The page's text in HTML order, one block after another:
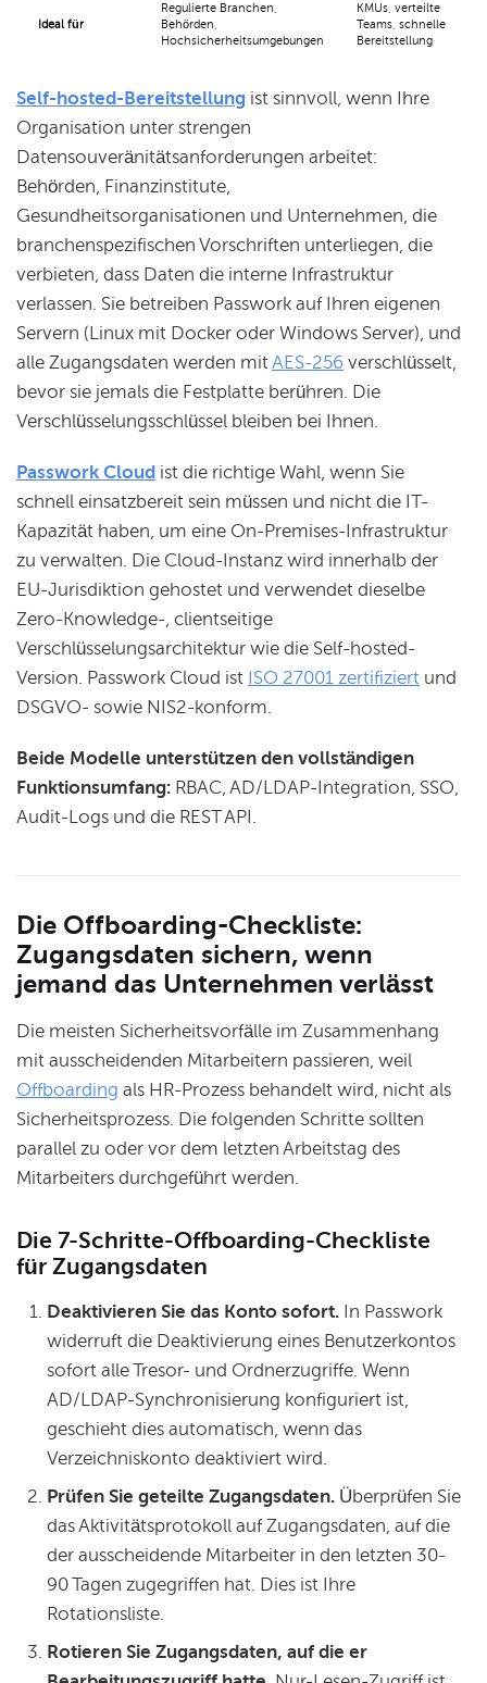
Ideal für
Regulierte Branchen,
Behörden,
Hochsicherheitsumgebungen
KMUs, verteilte
Teams, schnelle
Bereitstellung
Self-hosted-Bereitstellung ist sinnvoll, wenn Ihre
Organisation unter strengen
Datensouveränitätsanforderungen arbeitet:
Behörden, Finanzinstitute,
Gesundheitsorganisationen und Unternehmen, die
branchenspezifischen Vorschriften unterliegen, die
verbieten, dass Daten die interne Infrastruktur
verlassen. Sie betreiben Passwork auf Ihren eigenen
Servern (Linux mit Docker oder Windows Server), und
alle Zugangsdaten werden mitAES-256 verschlüsselt,
bevor sie jemals die Festplatte berühren. Die
Verschlüsselungsschlüssel bleiben bei Ihnen.
Passwork Cloud ist die richtige Wahl, wenn Sie
schnell einsatzbereit sein müssen und nicht die IT-
Kapazität haben, um eine On-Premises-Infrastruktur
zu verwalten. Die Cloud-Instanz wird innerhalb der
EU-Jurisdiktion gehostet und verwendet dieselbe
Zero-Knowledge-, clientseitige
Verschlüsselungsarchitektur wie die Self-hosted-
Version. Passwork Cloud ist ISO 27001 zertifiziert und
DSGVO- sowie NIS2-konform.
Beide Modelle unterstützen den vollständigen
Funktionsumfang: RBAC, AD/LDAP-Integration, SSO,
Audit-Logs und die REST API.
Die Offboarding-Checkliste:
Zugangsdaten sichern, wenn
jemand das Unternehmen verlässt
Die meisten Sicherheitsvorfälle im Zusammenhang
mit ausscheidenden Mitarbeitern passieren, weil
Offboarding als HR-Prozess behandelt wird, nicht als
Sicherheitsprozess. Die folgenden Schritte sollten
parallel zu oder vor dem letzten Arbeitstag des
Mitarbeiters durchgeführt werden.
Die 7-Schritte-Offboarding-Checkliste
für Zugangsdaten
Deaktivieren Sie das Konto sofort. In Passwork
widerruft die Deaktivierung eines Benutzerkontos
sofort alle Tresor- und Ordnerzugriffe. Wenn
AD/LDAP-Synchronisierung konfiguriert ist,
geschieht dies automatisch, wenn das
Verzeichniskonto deaktiviert wird.
Prüfen Sie geteilte Zugangsdaten. Überprüfen Sie
das Aktivitätsprotokoll auf Zugangsdaten, auf die
der ausscheidende Mitarbeiter in den letzten 30-
90 Tagen zugegriffen hat. Dies ist Ihre
Rotationsliste.
Rotieren Sie Zugangsdaten, auf die er